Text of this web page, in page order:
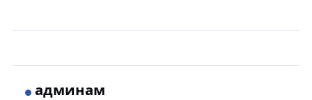
админам